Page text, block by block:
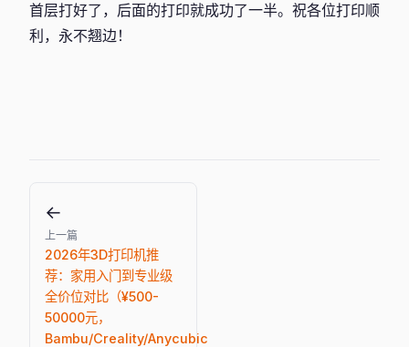
首层打好了，后面的打印就成功了一半。祝各位打印顺
利，永不翘边！
←
上一篇
2026年3D打印机推
荐：家用入门到专业级
全价位对比（¥500-
50000元，
Bambu/Creality/Anycubic